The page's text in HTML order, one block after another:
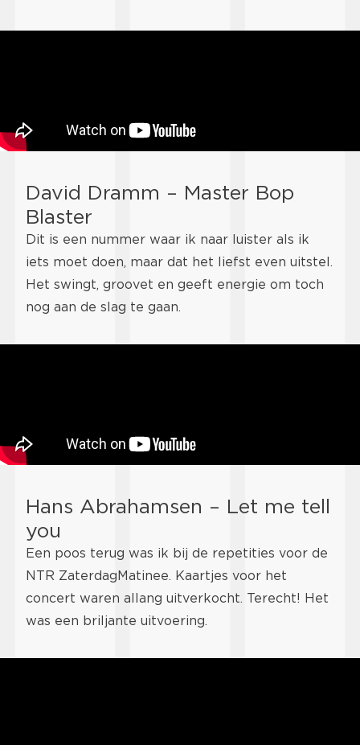
David Dramm – Master Bop
Blaster
Dit is een nummer waar ik naar luister als ik
iets moet doen, maar dat het liefst even uitstel.
Het swingt, groovet en geeft energie om toch
nog aan de slag te gaan.
Hans Abrahamsen – Let me tell
you
Een poos terug was ik bij de repetities voor de
NTR ZaterdagMatinee. Kaartjes voor het
concert waren allang uitverkocht. Terecht! Het
was een briljante uitvoering.